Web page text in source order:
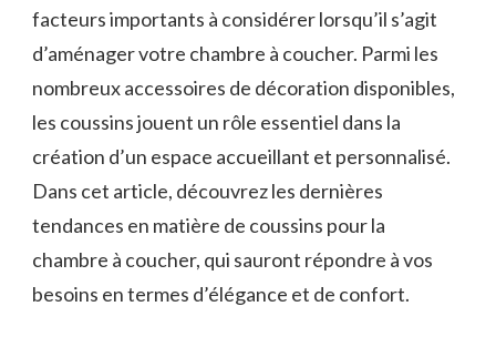
facteurs importants à considérer lorsqu’il s’agit
d’aménager votre chambre à coucher. Parmi les
nombreux accessoires de décoration disponibles,
les coussins jouent un rôle essentiel dans la
création d’un espace accueillant et personnalisé.
Dans cet article, découvrez les dernières
tendances en matière de coussins pour la
chambre à coucher, qui sauront répondre à vos
besoins en termes d’élégance et de confort.